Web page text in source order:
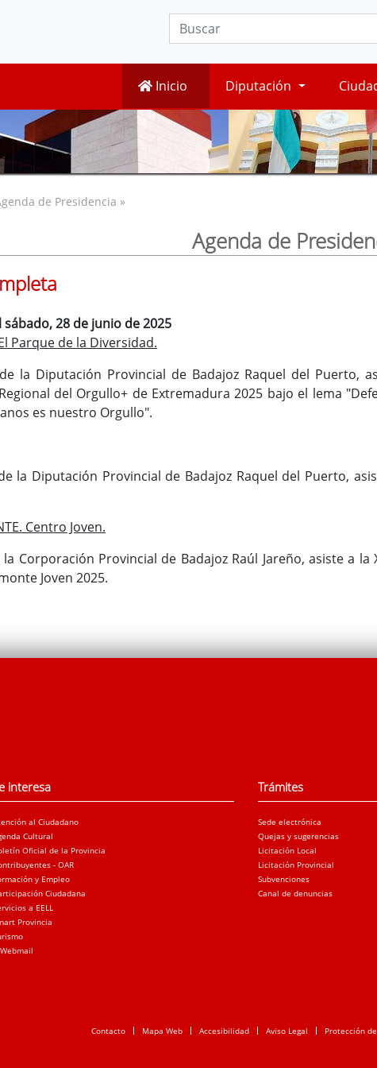
Inicio Diputación
de Presidencia »
Agenda de
sábado, 28 de junio de 2025
Parque de la Diversidad.
la Diputación Provincial de Badajoz Raquel del Puerto,
del Orgullo+ de Extremadura 2025 bajo el lema
es nuestro Orgullo".
la Diputación Provincial de Badajoz Raquel del Puerto,
Centro Joven.
Corporación Provincial de Badajoz Raúl Jareño, asiste a
Joven 2025.
interesa
al Ciudadano
Cultural
Oficial de la Provincia
- OAR
y Empleo
Ciudadana
a EELL
Provincia
Trámites
Sede electrónica
Quejas y sugerencias
Licitación Local
Licitación Provincial
Subvenciones
Canal de denuncias
Contacto Mapa Web Accesibilidad Aviso Legal Protección